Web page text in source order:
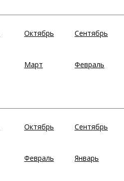
Октябрь Сентябрь
Март Февраль
Октябрь Сентябрь
Февраль Январь